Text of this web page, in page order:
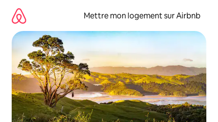
directement
contenu
Mettre mon logement sur Airbnb